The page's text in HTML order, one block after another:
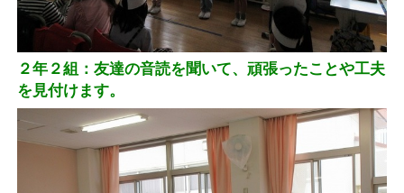
２年２組：友達の音読を聞いて、頑張ったことや工夫
を見付けます。